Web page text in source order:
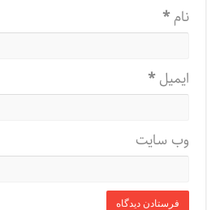
نام*
ایمیل*
وب‌ سایت